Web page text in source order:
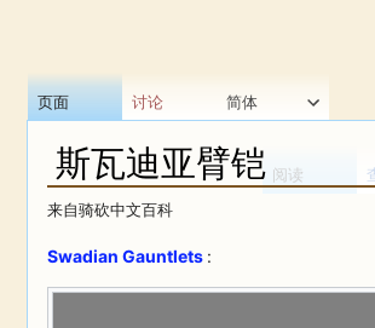
斯瓦迪亚臂铠
来自骑砍中文百科
Swadian Gauntlets :
页面 讨论 简体
阅读